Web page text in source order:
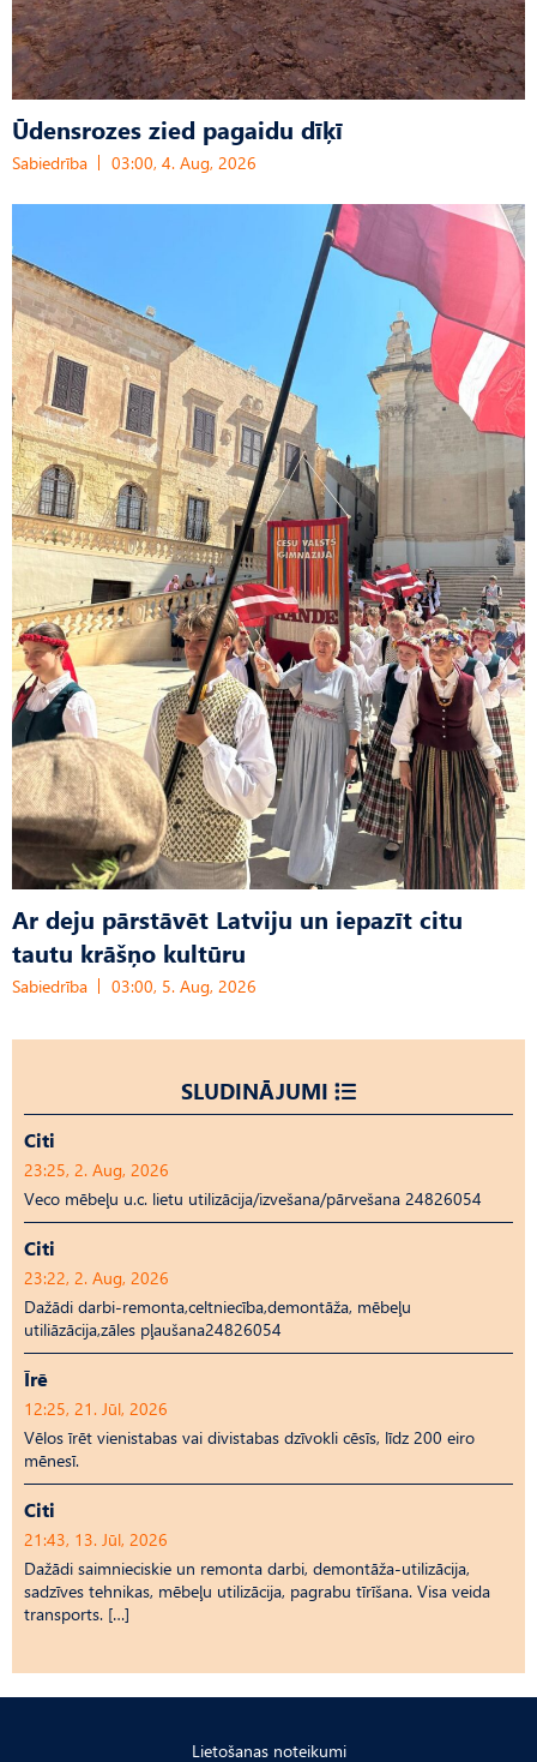
Ūdensrozes zied pagaidu dīķī
Sabiedrība 03:00, 4. Aug, 2026
Ar deju pārstāvēt Latviju un iepazīt citu
tautu krāšņo kultūru
Sabiedrība 03:00, 5. Aug, 2026
SLUDINĀJUMI
Citi
23:25, 2. Aug, 2026
Veco mēbeļu u.c. lietu utilizācija/izvešana/pārvešana 24826054
Citi
23:22, 2. Aug, 2026
Dažādi darbi-remonta,celtniecība,demontāža, mēbeļu
utiliāzācija,zāles pļaušana24826054
Īrē
12:25, 21. Jūl, 2026
Vēlos īrēt vienistabas vai divistabas dzīvokli cēsīs, līdz 200 eiro
mēnesī.
Citi
21:43, 13. Jūl, 2026
Dažādi saimnieciskie un remonta darbi, demontāža-utilizācija,
sadzīves tehnikas, mēbeļu utilizācija, pagrabu tīrīšana. Visa veida
transports. […]
Lietošanas noteikumi